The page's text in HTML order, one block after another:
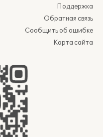
Поддержка
Обратная связь
Сообщить об ошибке
Карта сайта